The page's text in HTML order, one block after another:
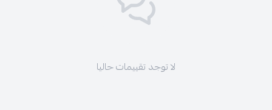
لا توجد تقييمات حاليا